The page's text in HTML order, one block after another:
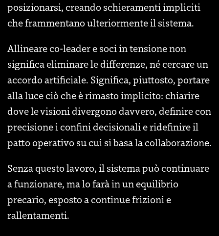
posizionarsi, creando schieramenti impliciti
che frammentano ulteriormente il sistema.
Allineare co-leader e soci in tensione non
significa eliminare le differenze, né cercare un
accordo artificiale. Significa, piuttosto, portare
alla luce ciò che è rimasto implicito: chiarire
dove le visioni divergono davvero, definire con
precisione i confini decisionali e ridefinire il
patto operativo su cui si basa la collaborazione.
Senza questo lavoro, il sistema può continuare
a funzionare, ma lo farà in un equilibrio
precario, esposto a continue frizioni e
rallentamenti.